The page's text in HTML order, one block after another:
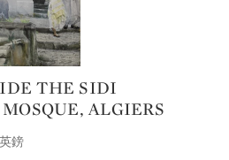
ALGIERS
鎊